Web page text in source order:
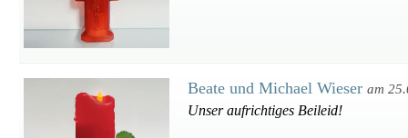
Beate und Michael Wieser am
Unser aufrichtiges Beileid!